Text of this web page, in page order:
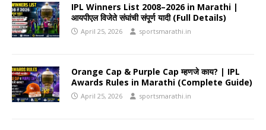
IPL Winners List 2008–2026 in Marathi |
आयपीएल विजेते संघांची संपूर्ण यादी (Full Details)
April 25, 2026 sportsmarathi.in
Orange Cap & Purple Cap म्हणजे काय? | IPL
Awards Rules in Marathi (Complete Guide)
April 25, 2026 sportsmarathi.in